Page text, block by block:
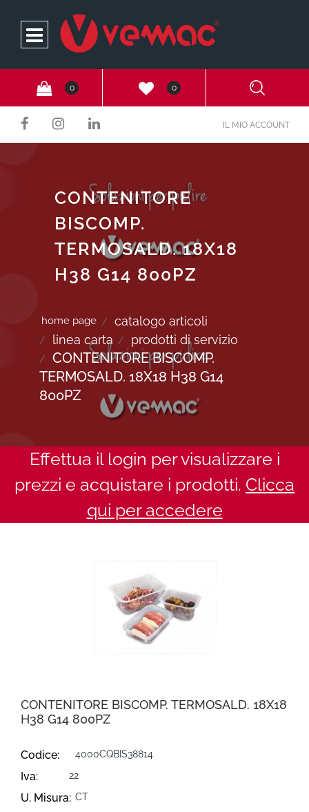
Open
0 0
IL MIO ACCOUNT
CONTENITORE
BISCOMP.
TERMOSALD. 18X18
H38 G14 800PZ
home page
catalogo articoli
linea carta
prodotti di servizio
CONTENITORE BISCOMP.
TERMOSALD. 18X18 H38 G14
800PZ
Effettua il login per visualizzare i
prezzi e acquistare i prodotti. Clicca
qui per accedere
CONTENITORE BISCOMP. TERMOSALD. 18X18
H38 G14 800PZ
Codice: 4000CQBIS38814
Iva: 22
U. Misura: CT